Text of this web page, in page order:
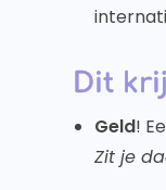
Dit
Geld!
Zit je